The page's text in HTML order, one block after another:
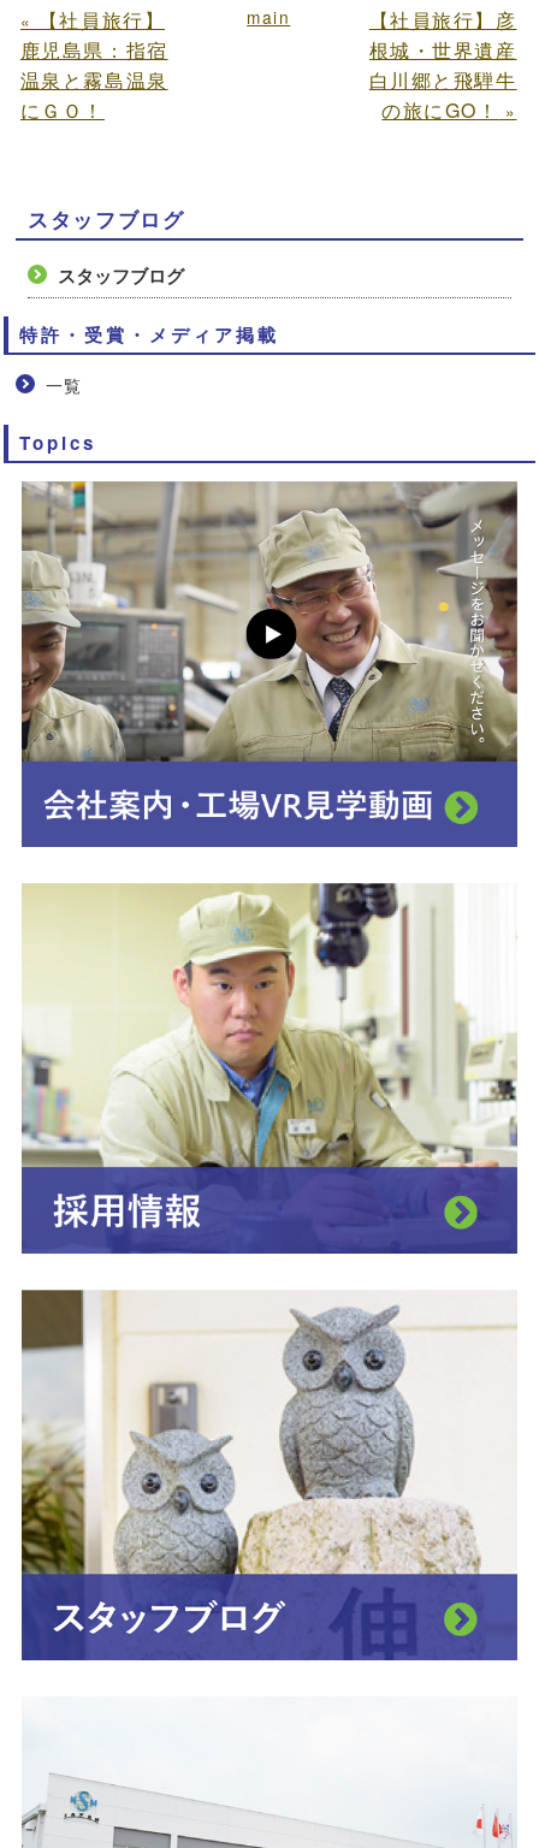
«
【社員旅行】
鹿児島県：指宿
温泉と霧島温泉
にＧＯ！
main
【社員旅行】彦
根城・世界遺産
白川郷と飛騨牛
の旅にGO！
»
スタッフブログ
スタッフブログ
特許・受賞・メディア掲載
一覧
Topics